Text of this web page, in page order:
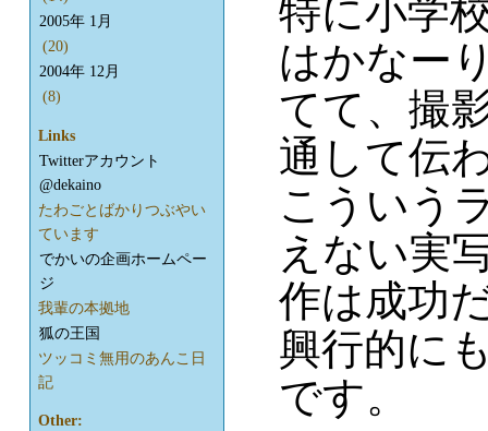
特に小学
はかなー
てて、撮
通して伝
こういう
えない実
作は成功
興行的に
です。
2005年 1月
(20)
2004年 12月
(8)
Links
Twitterアカウント
@dekaino
たわごとばかりつぶやい
ています
でかいの企画ホームペー
ジ
我輩の本拠地
狐の王国
ツッコミ無用のあんこ日
記
Other: